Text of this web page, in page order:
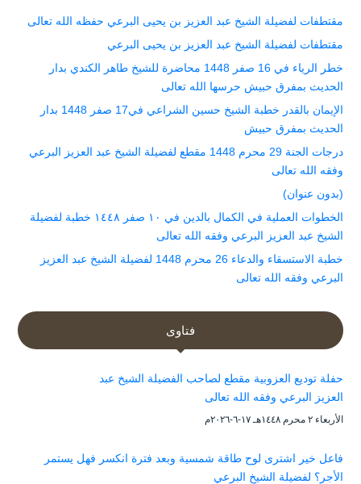
مقتطفات لفضيلة الشيخ عبد العزيز بن يحيى البرعي حفظه الله تعالى
مقتطفات لفضيلة الشيخ عبد العزيز بن يحيى البرعي
خطر الرياء في 16 صفر 1448 محاضرة للشيخ طاهر الكندي بدار
الحديث بمفرق حبيش حرسها الله تعالى
الإيمان بالقدر خطبة الشيخ حسين الشراعي في17 صفر 1448 بدار
الحديث بمفرق حبيش
درجات الجنة 29 محرم 1448 مقطع لفضيلة الشيخ عبد العزيز البرعي
وفقه الله تعالى
(بدون عنوان)
الخطوات العملية في الكمال بالدين في ١٠ صفر ١٤٤٨ خطبة لفضيلة
الشيخ عبد العزيز البرعي وفقه الله تعالى
خطبة الاستسقاء والدعاء 26 محرم 1448 لفضيلة الشيخ عبد العزيز
البرعي وفقه الله تعالى
فتاوى
حفلة توديع العزوبية مقطع لصاحب الفضيلة الشيخ عبد
العزيز البرعي وفقه الله تعالى
الأربعاء ۲ محرم ۱٤٤۸هـ ۱۷-٦-۲۰۲٦م
فاعل خير اشترى لوح طاقة شمسية وبعد فترة انكسر فهل يستمر
الأجر؟ لفضيلة الشيخ البرعي